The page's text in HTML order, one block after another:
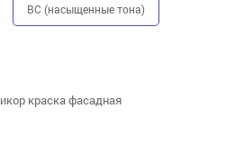
BC (насыщенные тона)
краска фасадная